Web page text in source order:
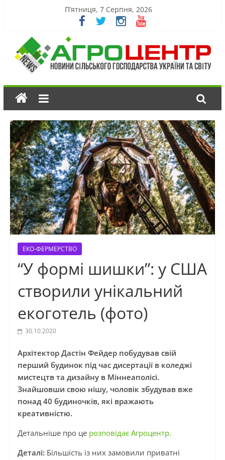
П’ятниця, 7 Серпня, 2026
ЕКО-ФЕРМЕРСТВО
“У формі шишки”: у США
створили унікальний
екоготель (фото)
30.10.2020
Архітектор Дастін Фейдер побудував свій
перший будинок під час дисертації в коледжі
мистецтв та дизайну в Міннеаполісі.
Знайшовши свою нішу, чоловік збудував вже
понад 40 будиночків, які вражають
креативністю.
Детальніше про це розповідає Агроцентр.
Деталі: Більшість із них замовили приватні